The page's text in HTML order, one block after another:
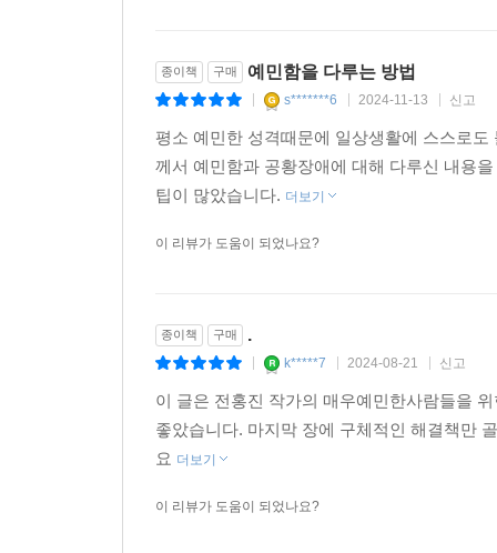
종이책 구매 예민함을 다루는 방법
s*******6 2024-11-13 신고
평소 예민한 성격때문에 일상생활에 스스로
께서 예민함과 공황장애에 대해 다루신 내용
팁이 많았습니다. 더보기
이 리뷰가 도움이 되었나요?
종이책 구매 .
k*****7 2024-08-21 신고
이 글은 전홍진 작가의 매우예민한사람들을
좋았습니다. 마지막 장에 구체적인 해결책만
요 더보기
이 리뷰가 도움이 되었나요?